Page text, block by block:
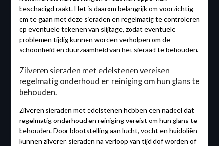
beschadigd raakt. Het is daarom belangrijk om voorzichtig
om te gaan met deze sieraden en regelmatig te controleren
op eventuele tekenen van slijtage, zodat eventuele
problemen tijdig kunnen worden verholpen om de
schoonheid en duurzaamheid van het sieraad te behouden.
Zilveren sieraden met edelstenen vereisen
regelmatig onderhoud en reiniging om hun glans te
behouden.
Zilveren sieraden met edelstenen hebben een nadeel dat
regelmatig onderhoud en reiniging vereist om hun glans te
behouden. Door blootstelling aan lucht, vocht en huidoliën
kunnen zilveren sieraden na verloop van tijd dof worden of